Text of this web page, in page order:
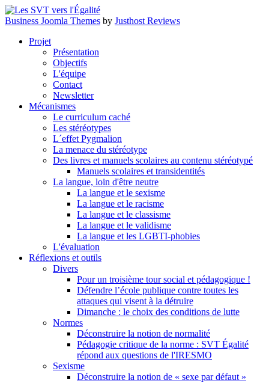
Business Joomla Themes by Justhost Reviews
Projet
Présentation
Objectifs
L'équipe
Contact
Newsletter
Mécanismes
Le curriculum caché
Les stéréotypes
L´effet Pygmalion
La menace du stéréotype
Des livres et manuels scolaires au contenu stéréotypé
Manuels scolaires et transidentités
La langue, loin d'être neutre
La langue et le sexisme
La langue et le racisme
La langue et le classisme
La langue et le validisme
La langue et les LGBTI-phobies
L'évaluation
Réflexions et outils
Divers
Pour un troisième tour social et pédagogique !
Défendre l’école publique contre toutes les
attaques qui visent à la détruire
Dimanche : le choix des conditions de lutte
Normes
Déconstruire la notion de normalité
Pédagogie critique de la norme : SVT Égalité
répond aux questions de l'IRESMO
Sexisme
Déconstruire la notion de « sexe par défaut »